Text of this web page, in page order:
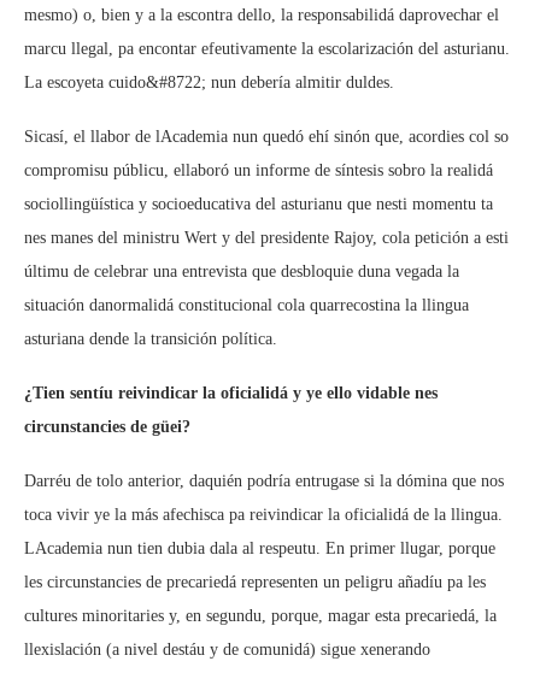
mesmo) o, bien y a la escontra dello, la responsabilidá daprovechar el
marcu llegal, pa encontar efeutivamente la escolarización del asturianu.
La escoyeta cuido&#8722; nun debería almitir duldes.
Sicasí, el llabor de lAcademia nun quedó ehí sinón que, acordies col so
compromisu públicu, ellaboró un informe de síntesis sobro la realidá
sociollingüística y socioeducativa del asturianu que nesti momentu ta
nes manes del ministru Wert y del presidente Rajoy, cola petición a esti
últimu de celebrar una entrevista que desbloquie duna vegada la
situación danormalidá constitucional cola quarrecostina la llingua
asturiana dende la transición política.
¿Tien sentíu reivindicar la oficialidá y ye ello vidable nes
circunstancies de güei?
Darréu de tolo anterior, daquién podría entrugase si la dómina que nos
toca vivir ye la más afechisca pa reivindicar la oficialidá de la llingua.
LAcademia nun tien dubia dala al respeutu. En primer llugar, porque
les circunstancies de precariedá representen un peligru añadíu pa les
cultures minoritaries y, en segundu, porque, magar esta precariedá, la
llexislación (a nivel destáu y de comunidá) sigue xenerando